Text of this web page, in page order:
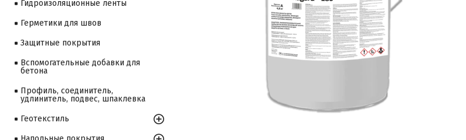
Гидроизоляционные ленты
Герметики для швов
Защитные покрытия
Вспомогательные добавки для
бетона
Профиль, соединитель,
удлинитель, подвес, шпаклевка
Геотекстиль